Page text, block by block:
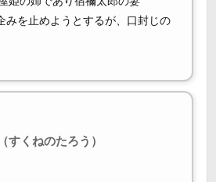
みを止めようとするが、口封じの
（すくねのたろう）